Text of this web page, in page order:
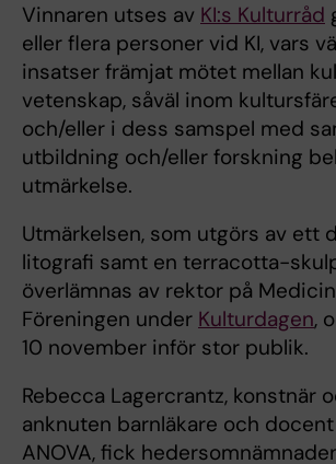
Vinnaren utses av KI:s Kulturråd
eller flera personer vid KI, vars
insatser främjat mötet mellan
vetenskap, såväl inom
och/eller i dess samspel med
utbildning och/eller forskning
utmärkelse.
Utmärkelsen, som utgörs av ett
litografi samt en terracotta-
överlämnas av rektor på
Föreningen under Kulturdagen,
10 november inför stor publik.
Rebecca Lagercrantz, konstnär
anknuten barnläkare och
ANOVA, fick